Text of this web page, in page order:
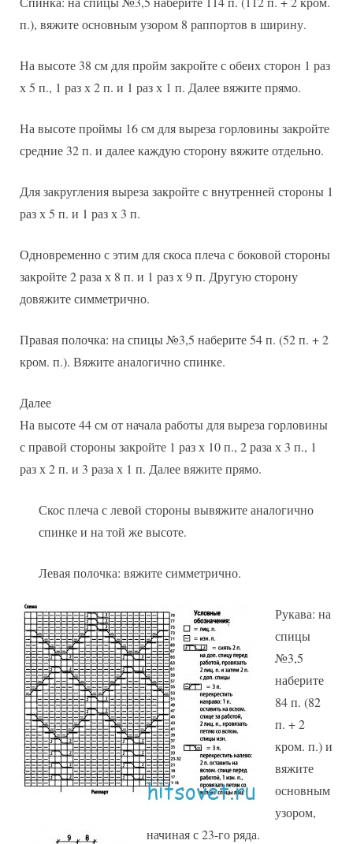
п.), вяжите основным узором 8 раппортов в ширину.
На высоте 38 см для пройм закройте с обеих сторон 1 раз
х 5 п., 1 раз х 2 п. и 1 раз х 1 п. Далее вяжите прямо.
На высоте проймы 16 см для выреза горловины закройте
средние 32 п. и далее каждую сторону вяжите отдельно.
Для закругления выреза закройте с внутренней стороны 1
раз х 5 п. и 1 раз х 3 п.
Одновременно с этим для скоса плеча с боковой стороны
закройте 2 раза х 8 п. и 1 раз х 9 п. Другую сторону
довяжите симметрично.
Правая полочка: на спицы №3,5 наберите 54 п. (52 п. + 2
кром. п.). Вяжите аналогично спинке.
Далее
На высоте 44 см от начала работы для выреза горловины
с правой стороны закройте 1 раз х 10 п., 2 раза х 3 п., 1
раз х 2 п. и 3 раза х 1 п. Далее вяжите прямо.
Скос плеча с левой стороны вывяжите аналогично
спинке и на той же высоте.
Левая полочка: вяжите симметрично.
Рукава: на
спицы
№3,5
наберите
84 п. (82
п. + 2
кром. п.) и
вяжите
основным
узором,
начиная с 23-го ряда.